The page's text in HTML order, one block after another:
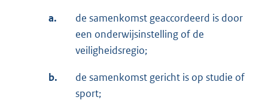
a.
de samenkomst geaccordeerd is door
een onderwijsinstelling of de
veiligheidsregio;
b.
de samenkomst gericht is op studie of
sport;